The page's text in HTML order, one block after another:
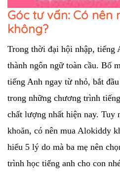
Góc tư vấn: Có nên
không?
Trong thời đại hội nhập, tiếng
thành ngôn ngữ toàn cầu. Bố
tiếng Anh ngay từ nhỏ, bắt
trong những chương trình
chất lượng nhất hiện nay. Tuy
khoăn, có nên mua Alokiddy
hiểu 5 lý do mà ba mẹ nên
trình học tiếng anh cho con